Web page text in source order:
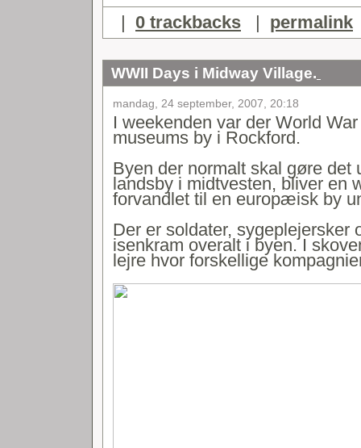
| 0 trackbacks | permalink
WWII Days i Midway Village.
mandag, 24 september, 2007, 20:18
I weekenden var der World
museums by i Rockford.
Byen der normalt skal gøre det
landsby i midtvesten, bliver en
forvandlet til en europæisk by
Der er soldater, sygeplejersker
isenkram overalt i byen. I
lejre hvor forskellige